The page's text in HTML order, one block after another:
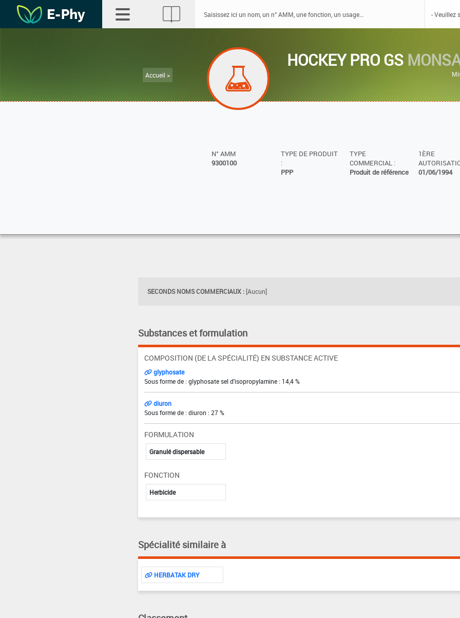
Accueil >
HOCKEY PRO GS
N° AMM
9300100
TYPE DE PRODUIT
:
PPP
TYPE
COMMERCIAL :
Produit de référence
1ÈRE
01/06/1994
SECONDS NOMS COMMERCIAUX : [Aucun]
Substances et formulation
COMPOSITION (DE LA SPÉCIALITÉ) EN SUBSTANCE ACTIVE
glyphosate
Sous forme de : glyphosate sel d'isopropylamine : 14,4 %
diuron
Sous forme de : diuron : 27 %
FORMULATION
Granulé dispersable
FONCTION
Herbicide
Spécialité similaire à
HERBATAK DRY